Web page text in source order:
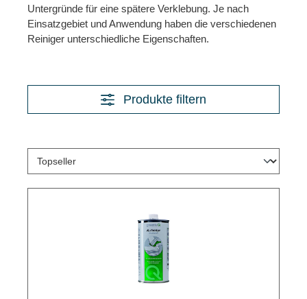
Untergründe für eine spätere Verklebung. Je nach
Einsatzgebiet und Anwendung haben die verschiedenen
Reiniger unterschiedliche Eigenschaften.
Produkte filtern